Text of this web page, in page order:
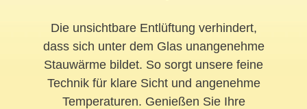
Die unsichtbare Entlüftung verhindert,
dass sich unter dem Glas unangenehme
Stauwärme bildet. So sorgt unsere feine
Technik für klare Sicht und angenehme
Temperaturen. Genießen Sie Ihre